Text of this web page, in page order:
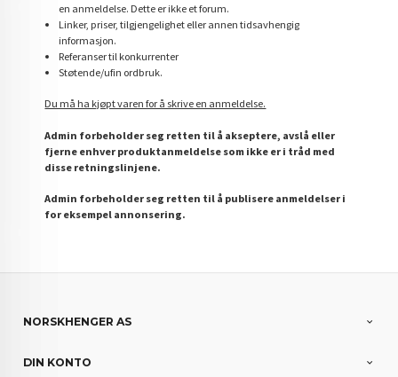
en anmeldelse. Dette er ikke et forum.
Linker, priser, tilgjengelighet eller annen tidsavhengig
informasjon.
Referanser til konkurrenter
Støtende/ufin ordbruk.
Du må ha kjøpt varen for å skrive en anmeldelse.
Admin forbeholder seg retten til å akseptere, avslå eller
fjerne enhver produktanmeldelse som ikke er i tråd med
disse retningslinjene.
Admin forbeholder seg retten til å publisere anmeldelser i
for eksempel annonsering.
NORSKHENGER AS
DIN KONTO